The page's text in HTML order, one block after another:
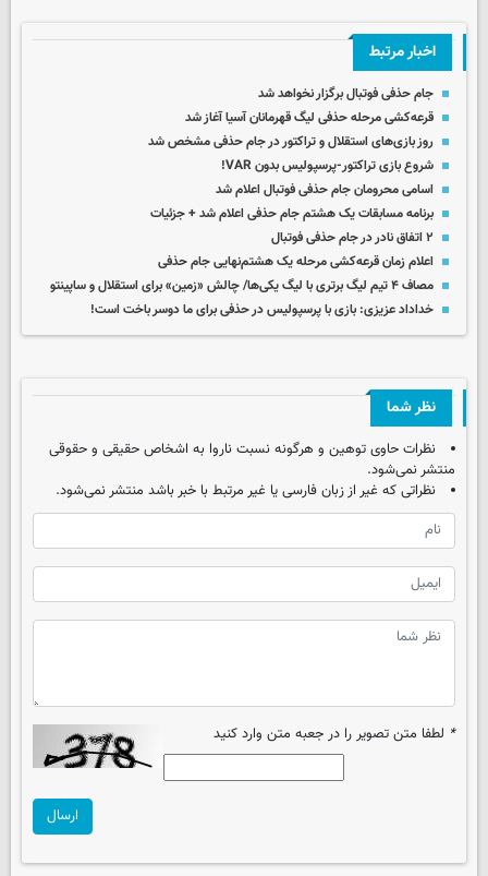
اخبار مرتبط
جام حذفی فوتبال برگزار نخواهد شد
قرعه‌کشی مرحله حذفی لیگ قهرمانان آسیا آغاز شد
روز بازی‌های استقلال و تراکتور در جام حذفی مشخص شد
شروع بازی تراکتور-پرسپولیس بدون VAR!
اسامی محرومان جام حذفی فوتبال اعلام شد
برنامه مسابقات یک‌ هشتم جام حذفی اعلام شد + جزئیات
۲ اتفاق نادر در جام حذفی فوتبال
اعلام زمان قرعه‌کشی مرحله یک هشتم‌نهایی جام حذفی
مصاف ۴ تیم لیگ برتری با لیگ یکی‌ها/ چالش «زمین» برای استقلال و ساپینتو
خداداد عزیزی: بازی با پرسپولیس در حذفی برای ما دوسر باخت است!
نظر شما
نظرات حاوی توهین و هرگونه نسبت ناروا به اشخاص حقیقی و حقوقی
منتشر نمی‌شود.
نظراتی که غیر از زبان فارسی یا غیر مرتبط با خبر باشد منتشر نمی‌شود.
* لطفا متن تصویر را در جعبه متن وارد کنید
ارسال